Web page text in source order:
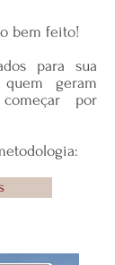
bem feito!
para sua
geram
por